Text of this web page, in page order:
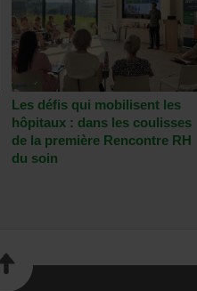
Les défis qui mobilisent les
hôpitaux : dans les coulisses
de la première Rencontre RH
du soin